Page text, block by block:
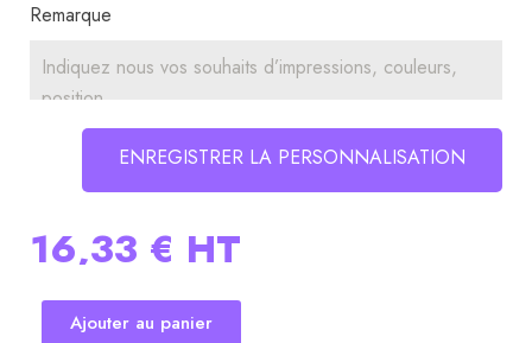
Remarque
ENREGISTRER LA PERSONNALISATION
16,33 € HT
Ajouter au panier